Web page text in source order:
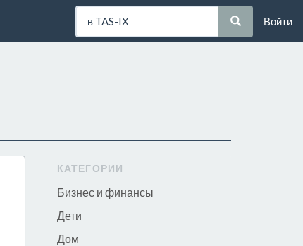
Войти
КАТЕГОРИИ
Бизнес и финансы
Дети
Дом